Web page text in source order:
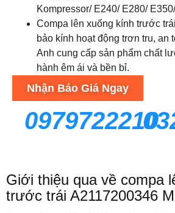
Kompressor/ E240/ E280/
Compa lên xuống kính trước
bảo kính hoạt động trơn tru, an
Anh cung cấp sản phẩm chất
hành êm ái và bền bỉ.
Nhận Báo Giá Ngay
0979722210
Giới thiệu qua về compa
trước trái A2117200346